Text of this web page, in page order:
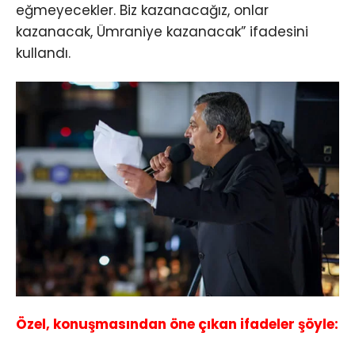
eğmeyecekler. Biz kazanacağız, onlar
kazanacak, Ümraniye kazanacak” ifadesini
kullandı.
Özel, konuşmasından öne çıkan ifadeler şöyle: